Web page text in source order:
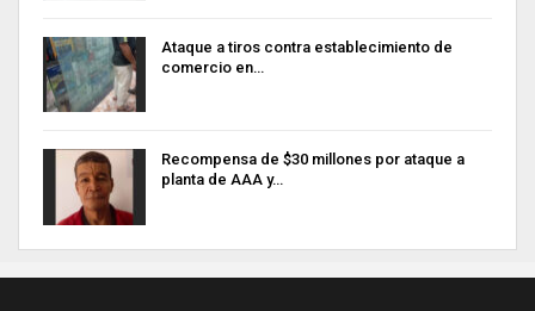
Ataque a tiros contra establecimiento de
comercio en…
Recompensa de $30 millones por ataque a
planta de AAA y…